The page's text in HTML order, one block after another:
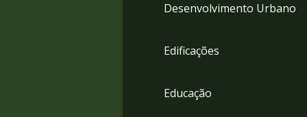
Desenvolvimento Urbano
Edificações
Educação